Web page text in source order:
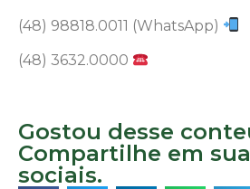
(48) 98818.0011 (WhatsApp)
(48) 3632.0000
Gostou desse
Compartilhe em
sociais.